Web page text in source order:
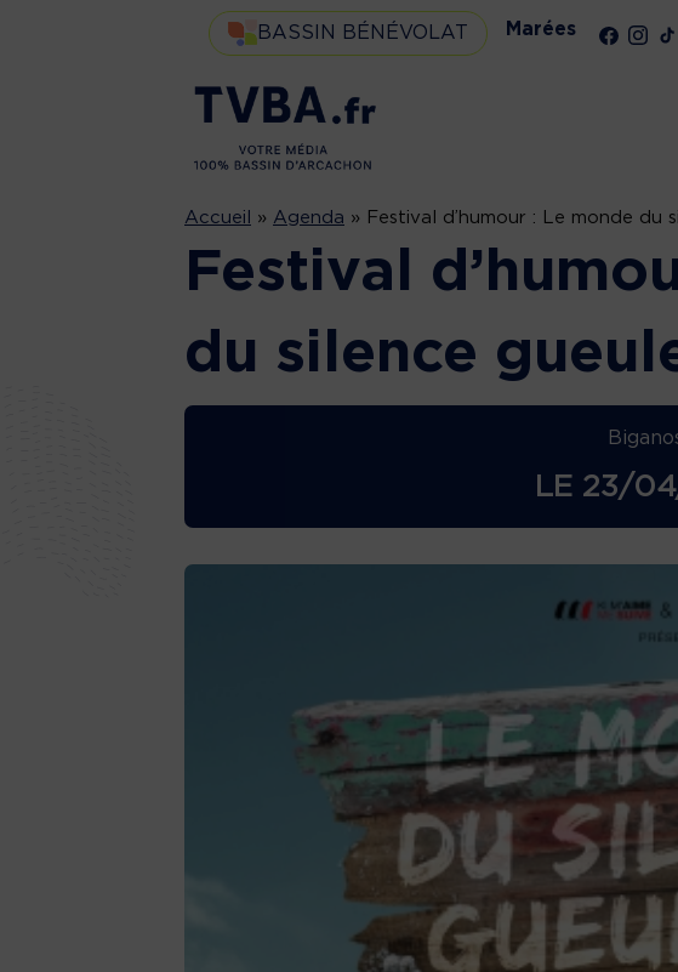
BASSIN BÉNÉVOLAT Marées
Accueil » Agenda » Festival d’humour : Le monde du
Festival
du silence
LE 23/